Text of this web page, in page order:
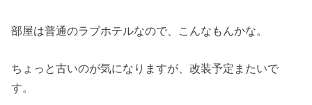
部屋は普通のラブホテルなので、こんなもんかな。
ちょっと古いのが気になりますが、改装予定またいで
す。